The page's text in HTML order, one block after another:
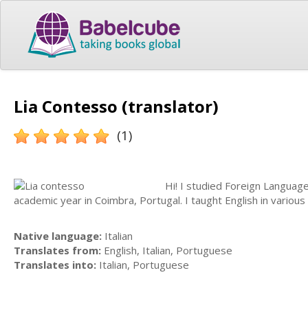
Lia Contesso (translator)
(1)
Hi! I studied Foreign
academic year in Coimbra, Portugal. I taught English in
Native language: Italian
Translates from: English, Italian, Portuguese
Translates into: Italian, Portuguese